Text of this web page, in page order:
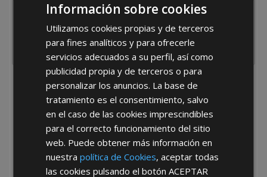
He leído y acepto laPolítica de Privacidad
Información sobre cookies
Utilizamos cookies propias y de terceros
para fines analíticos y para ofrecerle
servicios adecuados a su perfil, así como
publicidad propia y de terceros o para
personalizar los anuncios. La base de
tratamiento es el consentimiento, salvo
en el caso de las cookies imprescindibles
para el correcto funcionamiento del sitio
web. Puede obtener más información en
nuestrapolítica de Cookies, aceptar todas
las cookies pulsando el botónACEPTAR